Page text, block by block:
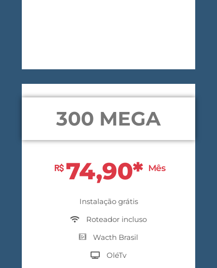
300 MEGA
R$ 74,90* Mês
Instalação grátis
Roteador incluso
Wacth Brasil
OléTv